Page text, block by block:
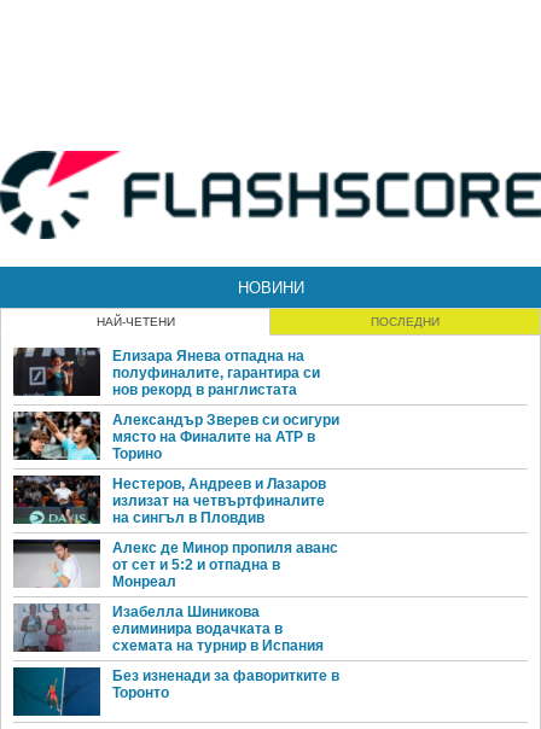
НОВИНИ
НАЙ-ЧЕТЕНИ ПОСЛЕДНИ
Елизара Янева отпадна на
полуфиналите, гарантира си
нов рекорд в ранглистата
Александър Зверев си осигури
място на Финалите на ATP в
Торино
Нестеров, Андреев и Лазаров
излизат на четвъртфиналите
на сингъл в Пловдив
Алекс де Минор пропиля аванс
от сет и 5:2 и отпадна в
Монреал
Изабелла Шиникова
елиминира водачката в
схемата на турнир в Испания
Без изненади за фаворитките в
Торонто